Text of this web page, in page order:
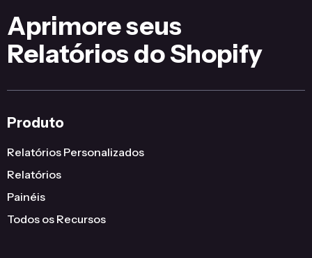
Aprimore seus
Relatórios do Shopify
Produto
Relatórios Personalizados
Relatórios
Painéis
Todos os Recursos